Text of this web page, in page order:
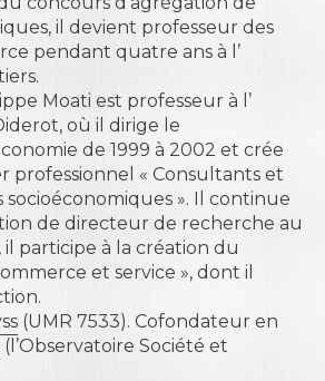
il devient professeur des
pendant quatre ans à l’
Moati est professeur à l’
, où il dirige le
de 1999 à 2002 et crée
professionnel « Consultants et
socioéconomiques ». Il continue
de directeur de recherche au
il participe à la création du
et service », dont il
(UMR 7533). Cofondateur en
(l’Observatoire Société et